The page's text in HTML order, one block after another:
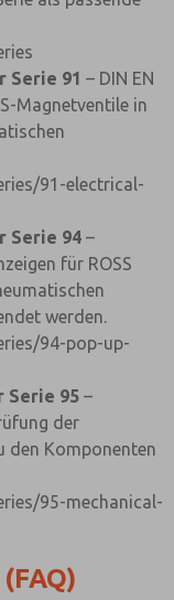
Serie 91 – DIN EN
Magnetventile in
91-electrical-
Serie 94 –
für ROSS
werden.
94-pop-up-
Serie 95 –
der
den Komponenten
95-mechanical-